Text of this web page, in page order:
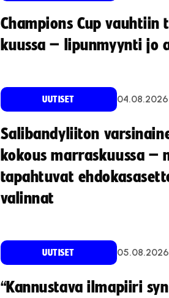
Champions Cup vauhtiin
kuussa – lipunmyynti jo
UUTISET 04.08.2026
Salibandyliiton
kokous marraskuussa –
tapahtuvat
valinnat
UUTISET 05.08.2026
“Kannustava ilmapiiri